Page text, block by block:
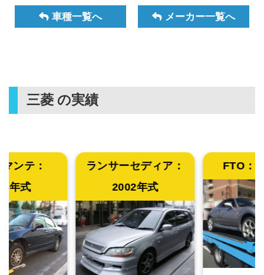
車種一覧へ メーカー一覧へ
三菱 の実績
ンテ：
年式
ランサーセディア：
2002年式
FTO：